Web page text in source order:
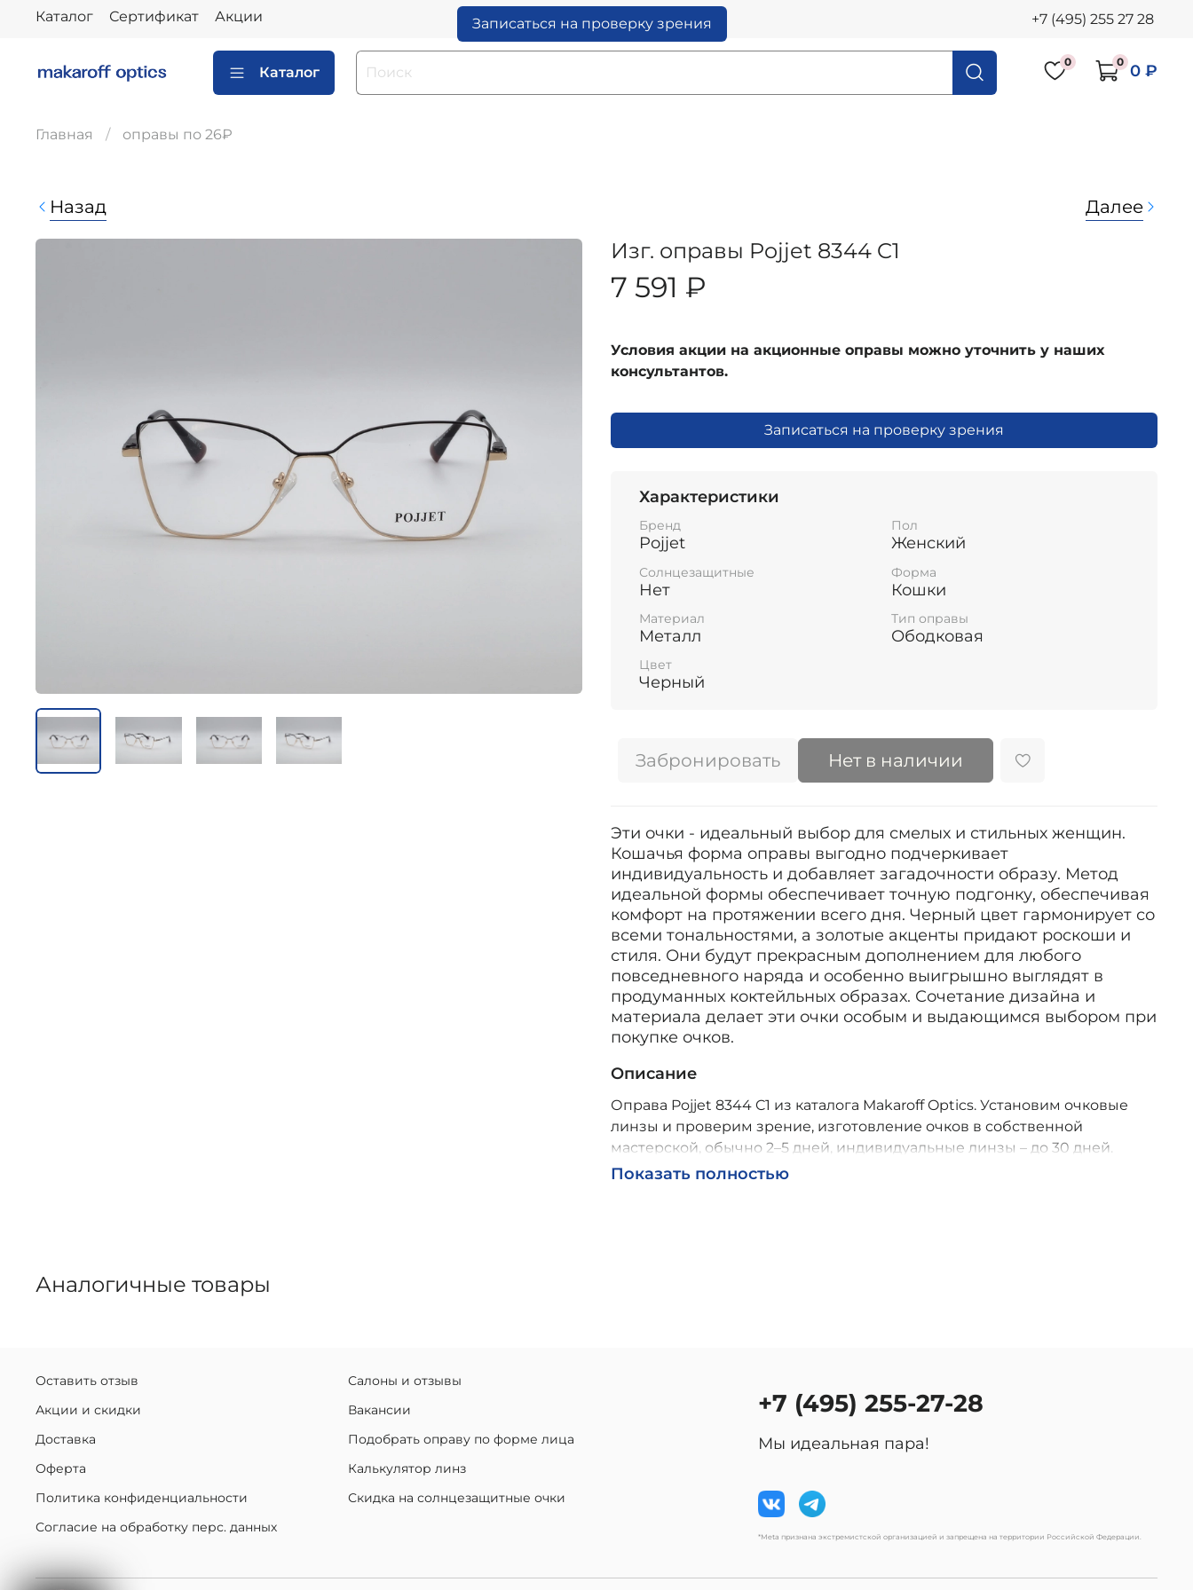
Каталог Сертификат Акции Записаться на проверку зрения +7 (495) 255 27 28
Каталог
0 0 0 ₽
Главная оправы по 26₽
Назад Далее
Изг. оправы Pojjet 8344 C1
7 591 ₽
Условия акции на акционные оправы можно уточнить у наших
консультантов.
Записаться на проверку зрения
Характеристики
Бренд
Pojjet
Пол
Женский
Солнцезащитные
Нет
Форма
Кошки
Материал
Металл
Тип оправы
Ободковая
Цвет
Черный
Забронировать Нет в наличии
Эти очки - идеальный выбор для смелых и стильных женщин.
Кошачья форма оправы выгодно подчеркивает
индивидуальность и добавляет загадочности образу. Метод
идеальной формы обеспечивает точную подгонку, обеспечивая
комфорт на протяжении всего дня. Черный цвет гармонирует со
всеми тональностями, а золотые акценты придают роскоши и
стиля. Они будут прекрасным дополнением для любого
повседневного наряда и особенно выигрышно выглядят в
продуманных коктейльных образах. Сочетание дизайна и
материала делает эти очки особым и выдающимся выбором при
покупке очков.
Описание
Оправа Pojjet 8344 C1 из каталога Makaroff Optics. Установим очковые
линзы и проверим зрение, изготовление очков в собственной
мастерской, обычно 2–5 дней, индивидуальные линзы – до 30 дней.
Возможна доставка по России.
Показать полностью
Аналогичные товары
Оставить отзыв
Акции и скидки
Доставка
Оферта
Политика конфиденциальности
Согласие на обработку перс. данных
Салоны и отзывы
Вакансии
Подобрать оправу по форме лица
Калькулятор линз
Скидка на солнцезащитные очки
+7 (495) 255-27-28
Мы идеальная пара!
*Meta признана экстремистской организацией и запрещена на территории Российской Федерации.